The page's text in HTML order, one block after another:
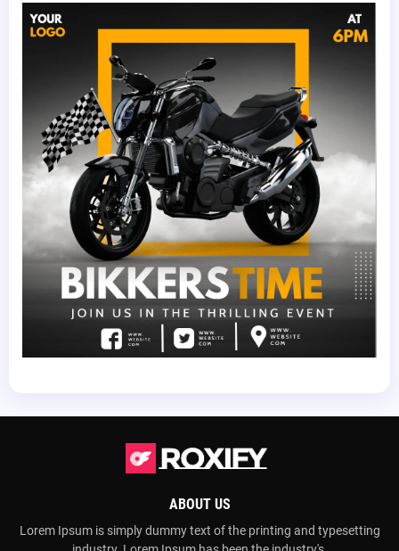
ABOUT US
Lorem Ipsum is simply dummy text of the printing and typesetting